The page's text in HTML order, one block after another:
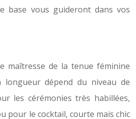
base vous guideront dans vos
maîtresse de la tenue féminine
longueur dépend du niveau de
les cérémonies très habillées,
pour le cocktail, courte mais chic